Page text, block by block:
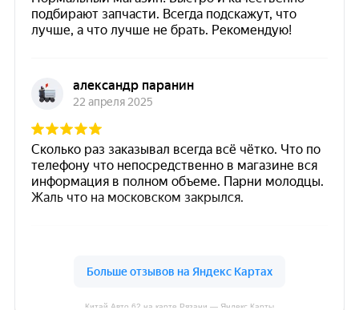
Китай Авто 62 на карте Рязани — Яндекс Карты